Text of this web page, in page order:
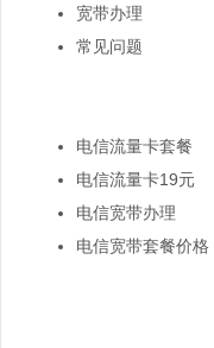
宽带办理
常见问题
电信流量卡套餐
电信流量卡19元
电信宽带办理
电信宽带套餐价格